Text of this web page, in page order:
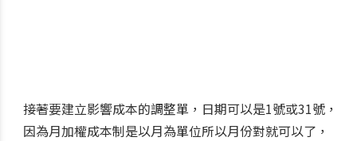
接著要建立影響成本的調整單，日期可以是1號或31號，
因為月加權成本制是以月為單位所以月份對就可以了，